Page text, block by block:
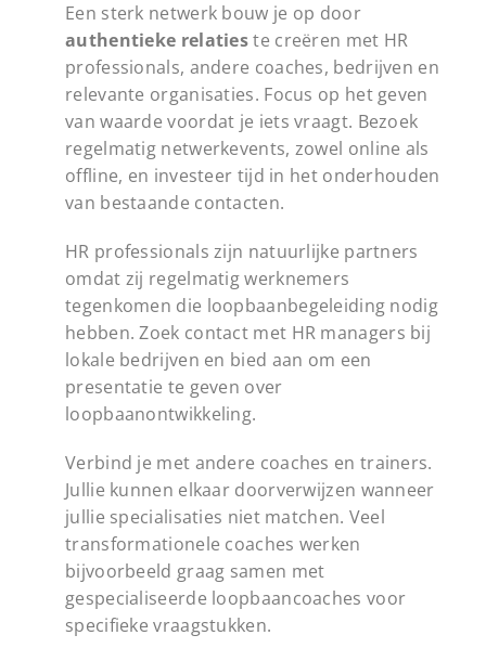
Een sterk netwerk bouw je op door
authentieke relatieste creëren met HR
professionals, andere coaches, bedrijven en
relevante organisaties. Focus op het geven
van waarde voordat je iets vraagt. Bezoek
regelmatig netwerkevents, zowel online als
offline, en investeer tijd in het onderhouden
van bestaande contacten.
HR professionals zijn natuurlijke partners
omdat zij regelmatig werknemers
tegenkomen die loopbaanbegeleiding nodig
hebben. Zoek contact met HR managers bij
lokale bedrijven en bied aan om een
presentatie te geven over
loopbaanontwikkeling.
Verbind je met andere coaches en trainers.
Jullie kunnen elkaar doorverwijzen wanneer
jullie specialisaties niet matchen. Veel
transformationele coaches werken
bijvoorbeeld graag samen met
gespecialiseerde loopbaancoaches voor
specifieke vraagstukken.